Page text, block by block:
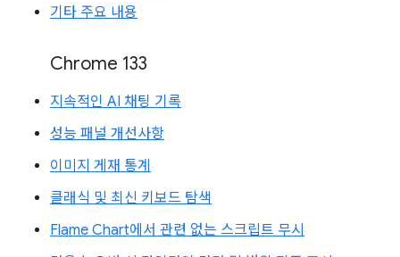
기타 주요 내용
Chrome 133
지속적인 AI 채팅 기록
성능 패널 개선사항
이미지 게재 통계
클래식 및 최신 키보드 탐색
Flame Chart에서 관련 없는 스크립트 무시